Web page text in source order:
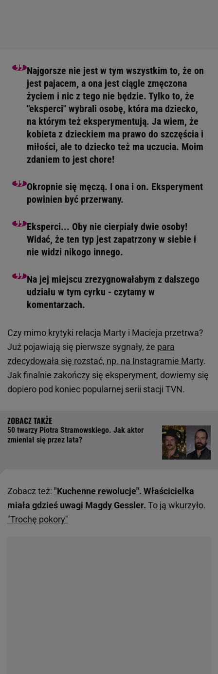
Najgorsze nie jest w tym wszystkim to, że on
jest pajacem, a ona jest ciągle zmęczona
życiem i nic z tego nie będzie. Tylko to, że
"eksperci" wybrali osobę, która ma dziecko,
na którym też eksperymentują. Ja wiem, że
kobieta z dzieckiem ma prawo do szczęścia i
miłości, ale to dziecko też ma uczucia. Moim
zdaniem to jest chore!
Okropnie się męczą. I ona i on. Eksperyment
powinien być przerwany.
Eksperci... Oby nie cierpiały dwie osoby!
Widać, że ten typ jest zapatrzony w siebie i
nie widzi nikogo innego.
Na jej miejscu zrezygnowałabym z dalszego
udziału w tym cyrku - czytamy w
komentarzach.
Czy mimo krytyki relacja Marty i Macieja przetrwa?
Już pojawiają się pierwsze sygnały, że para
zdecydowała się rozstać, np. na Instagramie Marty.
Jak finalnie zakończy się eksperyment, dowiemy się
dopiero pod koniec popularnej serii stacji TVN.
50 twarzy Piotra Stramowskiego. Jak aktor
zmieniał się przez lata?
Zobacz też: "Kuchenne rewolucje". Właścicielka
miała gdzieś uwagi Magdy Gessler. To ją wkurzyło.
"Trochę pokory"